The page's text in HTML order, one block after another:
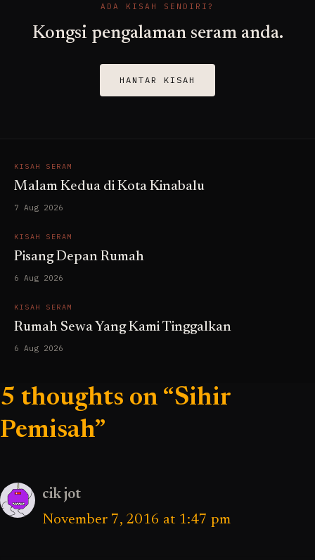
ADA KISAH SENDIRI?
Kongsi pengalaman seram anda.
HANTAR KISAH
KISAH SERAM
Malam Kedua di Kota Kinabalu
7 Aug 2026
KISAH SERAM
Pisang Depan Rumah
6 Aug 2026
KISAH SERAM
Rumah Sewa Yang Kami Tinggalkan
6 Aug 2026
5 thoughts on “Sihir
Pemisah”
cik jot
November 7, 2016 at 1:47 pm